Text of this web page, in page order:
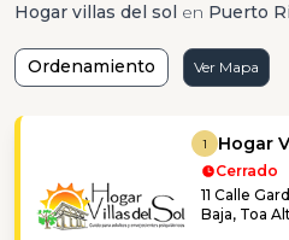
Hogar villas del sol en Puerto
Ordenamiento Ver Mapa
1 Hogar
Cerrado
11 Calle
Baja, Toa